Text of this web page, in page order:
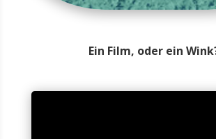
Ein Film, oder ein